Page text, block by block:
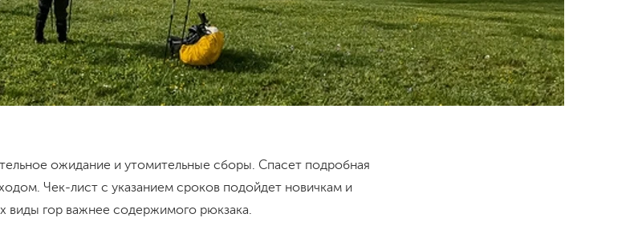
ожидание и утомительные сборы. Спасет подробная
Чек-лист с указанием сроков подойдет новичкам и
виды гор важнее содержимого рюкзака.